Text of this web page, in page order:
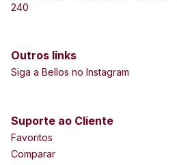
240
Outros links
Siga a Bellos no Instagram
Suporte ao Cliente
Favoritos
Comparar